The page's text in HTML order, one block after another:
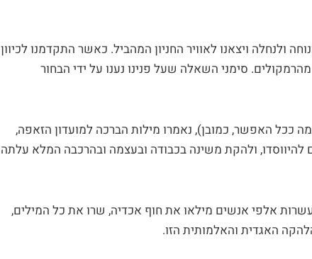
ולנחלה ויצאנו לאוויר החניון המהביל. כאשר התקדמנו לכיוון
סימני השאלה שעל פנינו נענו על ידי הבחור
ככל האפשר, כמובן), נאמרו מילות הברכה למועדון הזאפה,
ולהקת משינה בכבודה ובעצמה ובהרכבה המלא עלתה
אלפי אנשים מילאו את חוף אכדיה, שרו את כל המילים,
האגדית והאלמותית הזו.